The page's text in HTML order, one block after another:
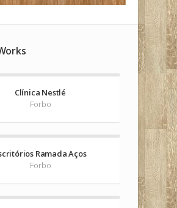
Clínica Nestlé
Forbo
Ramada Aços
Forbo